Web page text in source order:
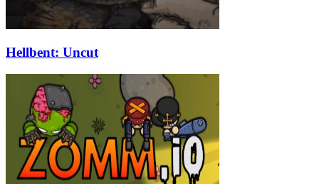
Hellbent: Uncut